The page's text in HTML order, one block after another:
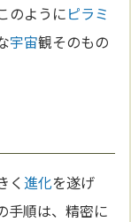
のようにピラミ
宇宙観そのもの
く進化を遂げ
手順は、精密に